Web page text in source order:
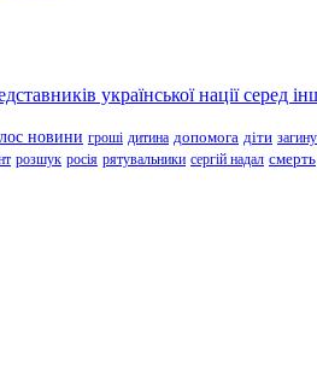
української нації серед
новини гроші дитина допомога діти
розшук росія рятувальники сергій надал смерть